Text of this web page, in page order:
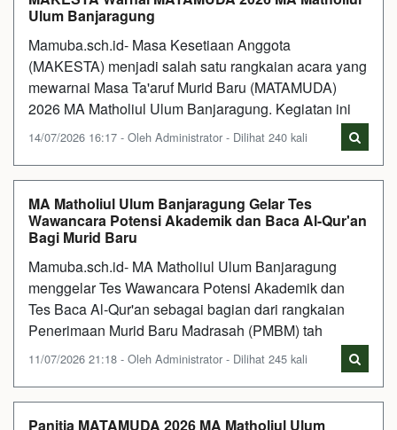
Ulum Banjaragung
Mamuba.sch.id- Masa Kesetiaan Anggota
(MAKESTA) menjadi salah satu rangkaian acara yang
mewarnai Masa Ta'aruf Murid Baru (MATAMUDA)
2026 MA Matholiul Ulum Banjaragung. Kegiatan ini
14/07/2026 16:17 - Oleh Administrator - Dilihat 240 kali
MA Matholiul Ulum Banjaragung Gelar Tes
Wawancara Potensi Akademik dan Baca Al-Qur'an
Bagi Murid Baru
Mamuba.sch.id- MA Matholiul Ulum Banjaragung
menggelar Tes Wawancara Potensi Akademik dan
Tes Baca Al-Qur'an sebagai bagian dari rangkaian
Penerimaan Murid Baru Madrasah (PMBM) tah
11/07/2026 21:18 - Oleh Administrator - Dilihat 245 kali
Panitia MATAMUDA 2026 MA Matholiul Ulum